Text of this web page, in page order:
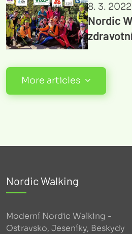
8. 3. 2022
Nordic
More articles
Nordic Walking
Moderní Nordic Walking -
Ostravsko, Jeseníky, Beskydy